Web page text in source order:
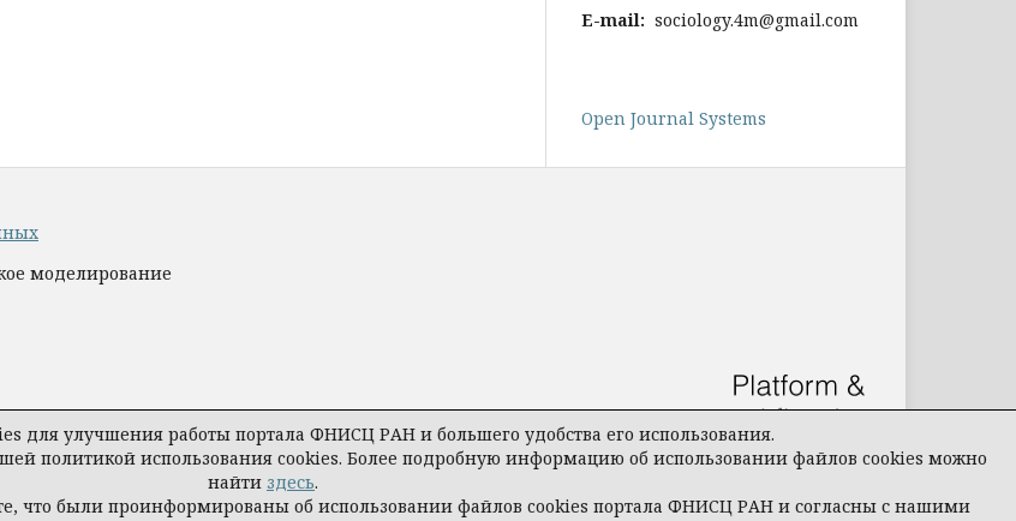
E-mail: sociology.4m@gmail.com
Open Journal Systems
моделирование
для улучшения работы портала ФНИСЦ РАН и большего удобства его использования.
политикой использования cookies. Более подробную информацию об использовании файлов cookies можно
найти здесь.
что были проинформированы об использовании файлов cookies портала ФНИСЦ РАН и согласны с нашими